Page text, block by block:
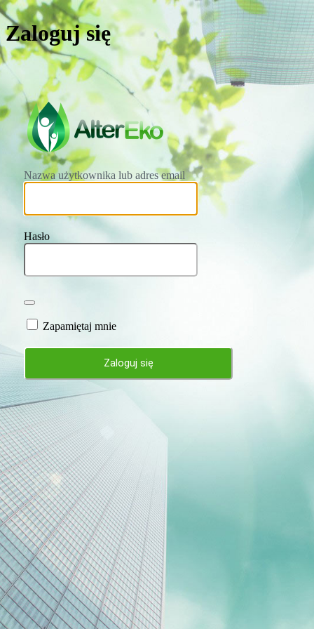
Zaloguj się
https://
Nazwa użytkownika lub adres email
Hasło
Zapamiętaj mnie